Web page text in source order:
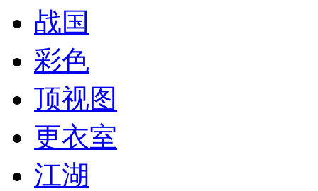
战国
彩色
顶视图
更衣室
江湖